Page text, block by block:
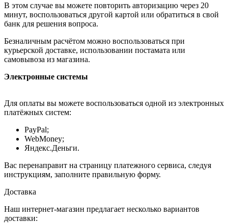
В этом случае вы можете повторить авторизацию через 20
минут, воспользоваться другой картой или обратиться в свой
банк для решения вопроса.
Безналичным расчётом можно воспользоваться при
курьерской доставке, использовании постамата или
самовывоза из магазина.
Электронные системы
Для оплаты вы можете воспользоваться одной из электронных
платёжных систем:
PayPal;
WebMoney;
Яндекс.Деньги.
Вас перенаправит на страницу платежного сервиса, следуя
инструкциям, заполните правильную форму.
Доставка
Наш интернет-магазин предлагает несколько вариантов
доставки: